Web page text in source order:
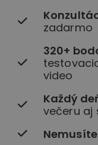
zadarmo
320+
video
Každý
večeru aj